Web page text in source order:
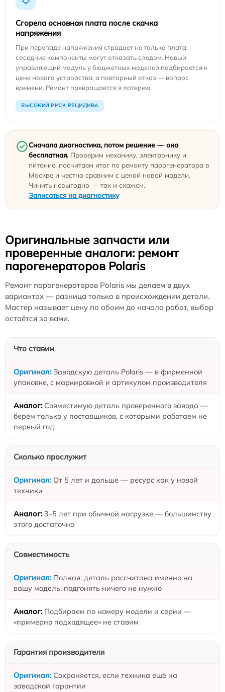
Сгорела основная плата после скачка
напряжения
При перепаде напряжения страдает не только плата:
соседние компоненты могут отказать следом. Новый
управляющий модуль у бюджетных моделей подбирается к
цене нового устройства, а повторный отказ — вопрос
времени. Ремонт превращается в лотерею.
ВЫСОКИЙ РИСК РЕЦИДИВА
Сначала диагностика, потом решение — она
бесплатная. Проверим механику, электронику и
питание, посчитаем итог по ремонту парогенератора в
Москве и честно сравним с ценой новой модели.
Чинить невыгодно — так и скажем.
Записаться на диагностику
Оригинальные запчасти или
проверенные аналоги: ремонт
парогенераторов Polaris
Ремонт парогенераторов Polaris мы делаем в двух
вариантах — разница только в происхождении детали.
Мастер называет цену по обоим до начала работ, выбор
остаётся за вами.
Что ставим
Заводскую деталь Polaris — в фирменной
упаковке, с маркировкой и артикулом производителя
Совместимую деталь проверенного завода —
берём только у поставщиков, с которыми работаем не
первый год
Сколько прослужит
От 5 лет и дольше — ресурс как у новой
техники
3–5 лет при обычной нагрузке — большинству
этого достаточно
Совместимость
Полная: деталь рассчитана именно на
вашу модель, подгонять ничего не нужно
Подбираем по номеру модели и серии —
«примерно подходящее» не ставим
Гарантия производителя
Сохраняется, если техника ещё на
заводской гарантии